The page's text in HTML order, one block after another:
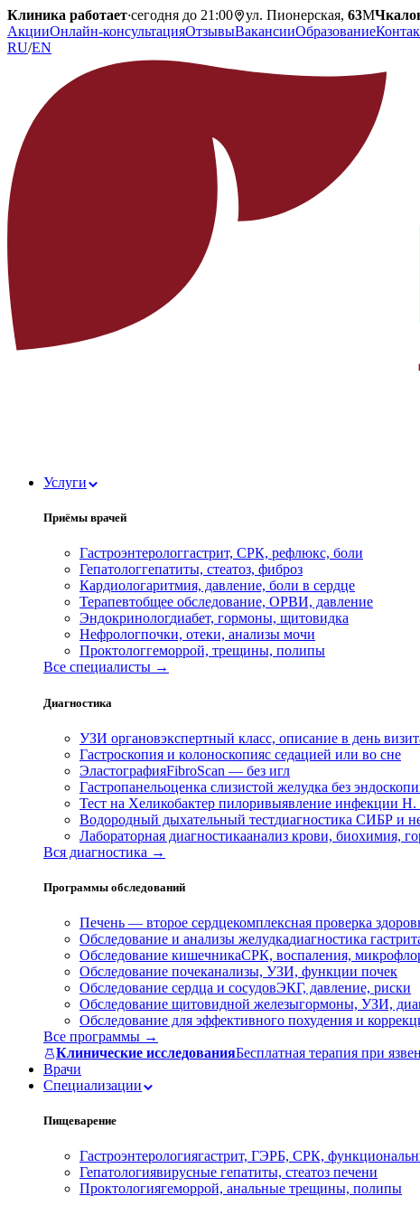
Клиника работает·сегодня до 21:00 ул. Пионерская, 63М
АкцииОнлайн-консультацияОтзывыВакансииОбразование
RU/EN
Услуги
Приёмы врачей
Гастроэнтерологгастрит, СРК, рефлюкс, боли
Гепатологгепатиты, стеатоз, фиброз
Кардиологаритмия, давление, боли в сердце
Терапевтобщее обследование, ОРВИ, давление
Эндокринологдиабет, гормоны, щитовидка
Нефрологпочки, отеки, анализы мочи
Проктологгеморрой, трещины, полипы
Все специалисты →
Диагностика
УЗИ органовэкспертный класс, описание в день
Гастроскопия и колоноскопияс седацией или во сне
ЭластографияFibroScan — без игл
Гастропанельоценка слизистой желудка без
Тест на Хеликобактер пилоривыявление инфекции H.
Водородный дыхательный тестдиагностика СИБР и
Лабораторная диагностикаанализ крови, биохимия,
Вся диагностика →
Программы обследований
Печень — второе сердцекомплексная проверка
Обследование и анализы желудкадиагностика
Обследование кишечникаСРК, воспаления,
Обследование почеканализы, УЗИ, функции почек
Обследование сердца и сосудовЭКГ, давление, риски
Обследование щитовидной железыгормоны, УЗИ,
Обследование для эффективного похудения и
Все программы →
Клинические исследованияБесплатная терапия при
Врачи
Специализации
Пищеварение
Гастроэнтерологиягастрит, ГЭРБ, СРК,
Гепатологиявирусные гепатиты, стеатоз печени
Проктологиягеморрой, анальные трещины, полипы